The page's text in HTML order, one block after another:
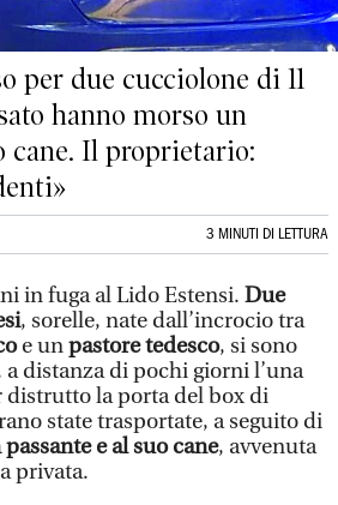
per due cucciolone di 11
hanno morso un
cane. Il proprietario:
3 MINUTI DI LETTURA
in fuga al Lido Estensi. Due
, sorelle, nate dall’incrocio tra
e unpastore tedesco, si sono
distanza di pochi giorni l’una
distrutto la porta del box di
state trasportate, a seguito di
e al suo cane, avvenuta
privata.